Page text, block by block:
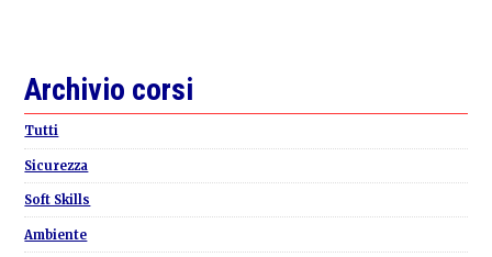
Primary
Sidebar
Archivio corsi
Tutti
Sicurezza
Soft Skills
Ambiente